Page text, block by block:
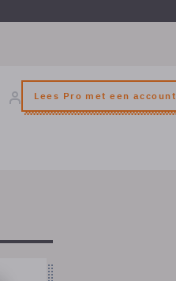
Lees Pro met een account